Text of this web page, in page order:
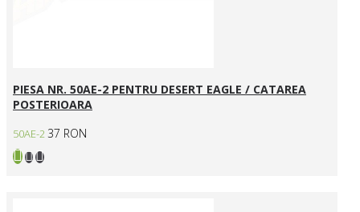
PIESA NR. 50AE-2 PENTRU DESERT EAGLE / CATAREA
POSTERIOARA
50AE-2 37 RON